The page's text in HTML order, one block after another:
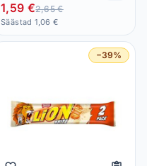
1,59 €2,65 €
Säästad 1,06 €
−39%